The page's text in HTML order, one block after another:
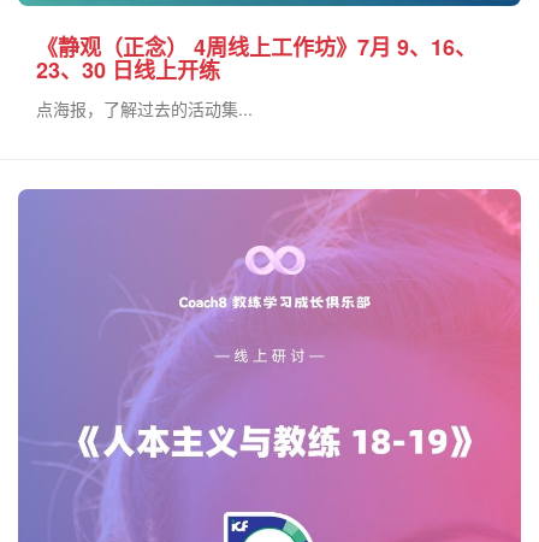
《静观（正念） 4周线上工作坊》7月 9、16、
23、30 日线上开练
点海报，了解过去的活动集...